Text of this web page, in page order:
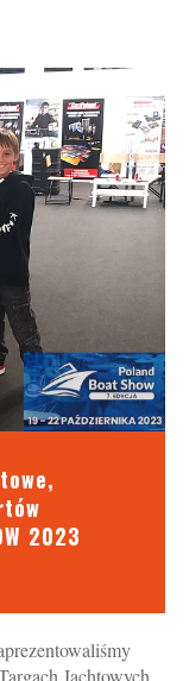
2023
Jachtowych